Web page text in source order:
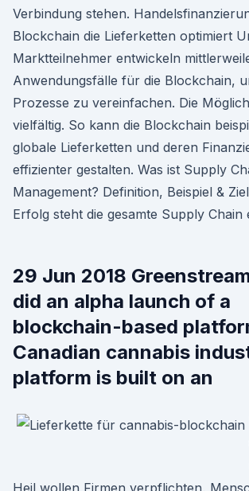
Verbindung ste­hen.
Blockchain die Lieferketten optimiert
Markt­teil­neh­mer entwickeln
Anwendungsfälle für die Blockchain,
Prozesse zu vereinfachen. Die
vielfältig. So kann die Blockchain
globale Lieferketten und deren
effizienter gestalten. Was ist Supply
Management? Definition, Beispiel &
Erfolg steht die gesamte Supply Chain
29 Jun 2018
did an alpha launch of a
blockchain-based
Canadian cannabis
platform is built on an
Heil wollen Firmen verpflichten,